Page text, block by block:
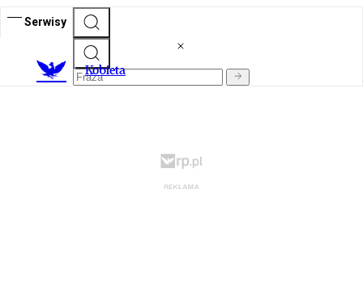
Serwisy
Kobieta